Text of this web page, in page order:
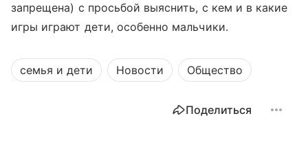
запрещена) с просьбой выяснить, с кем и в какие
игры играют дети, особенно мальчики.
семья и дети Новости Общество
Поделиться